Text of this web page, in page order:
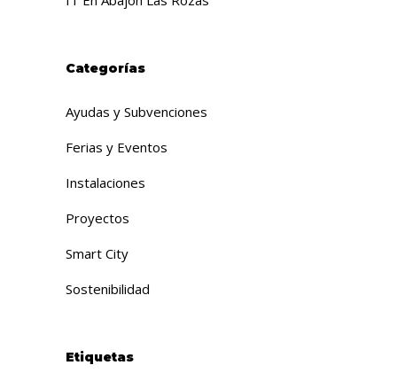
Categorías
Ayudas y Subvenciones
Ferias y Eventos
Instalaciones
Proyectos
Smart City
Sostenibilidad
Etiquetas